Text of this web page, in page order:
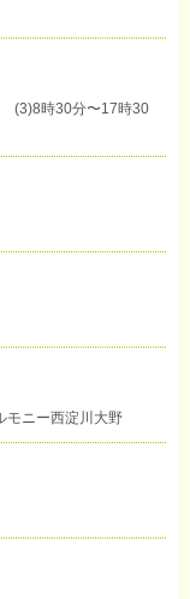
(3)8時30分〜17時30
ニー西淀川大野